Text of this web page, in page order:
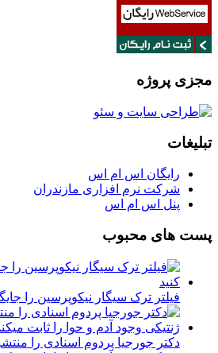
مجزی پروژه
تبلیغات
رایگان اس ام اس
شرکت نرم افزاری مازندران
پنل اس ام اس
پست های محبوب
فیلتر ترک سیگار نیکوپرسین را
دکتر جورجیا پردوم اسنادی را